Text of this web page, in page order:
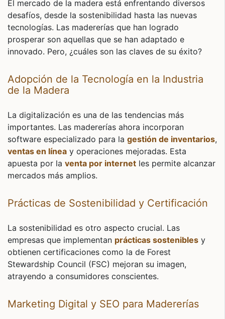
El mercado de la madera está enfrentando diversos
desafíos, desde la sostenibilidad hasta las nuevas
tecnologías. Las madererías que han logrado
prosperar son aquellas que se han adaptado e
innovado. Pero, ¿cuáles son las claves de su éxito?
Adopción de la Tecnología en la Industria
de la Madera
La digitalización es una de las tendencias más
importantes. Las madererías ahora incorporan
software especializado para la gestión de inventarios,
ventas en línea y operaciones mejoradas. Esta
apuesta por la venta por internet les permite alcanzar
mercados más amplios.
Prácticas de Sostenibilidad y Certificación
La sostenibilidad es otro aspecto crucial. Las
empresas que implementan prácticas sostenibles y
obtienen certificaciones como la de Forest
Stewardship Council (FSC) mejoran su imagen,
atrayendo a consumidores conscientes.
Marketing Digital y SEO para Madererías